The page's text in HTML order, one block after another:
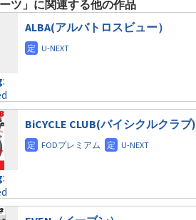
ツ」に関連する他の作品
:
public_html/osusume-
soledad-
ALBA(アルバトロスビュー）
:
BiCYCLE CLUB(バイシクルクラブ)